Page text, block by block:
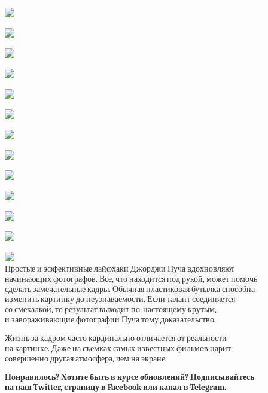
Простые и эффективные лайфхаки Джорджи Пуча вдохновляют
начинающих фотографов. Все, что находится под рукой, может помочь
сделать замечательные кадры. Обычная пластиковая бутылка способна
изменить картинку до неузнаваемости. Если талант соединяется
со смекалкой, то результат выходит по-настоящему крутым,
и завораживающие фотографии Пуча тому доказательство.
Жизнь за кадром часто кардинально отличается от реальности
на картинке. Даже на съемках самых известных фильмов царит
совершенно другая атмосфера, чем на экране.
Понравилось? Хотите быть в курсе обновлений? Подписывайтесь
на наш Twitter, страницу в Facebook или канал в Telegram.